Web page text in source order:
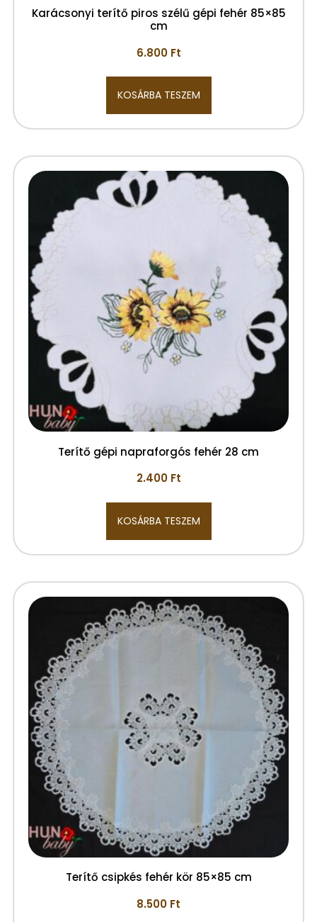
Karácsonyi terítő piros szélű gépi fehér 85×85
cm
6.800 Ft
KOSÁRBA TESZEM
Terítő gépi napraforgós fehér 28 cm
2.400 Ft
KOSÁRBA TESZEM
Terítő csipkés fehér kör 85×85 cm
8.500 Ft